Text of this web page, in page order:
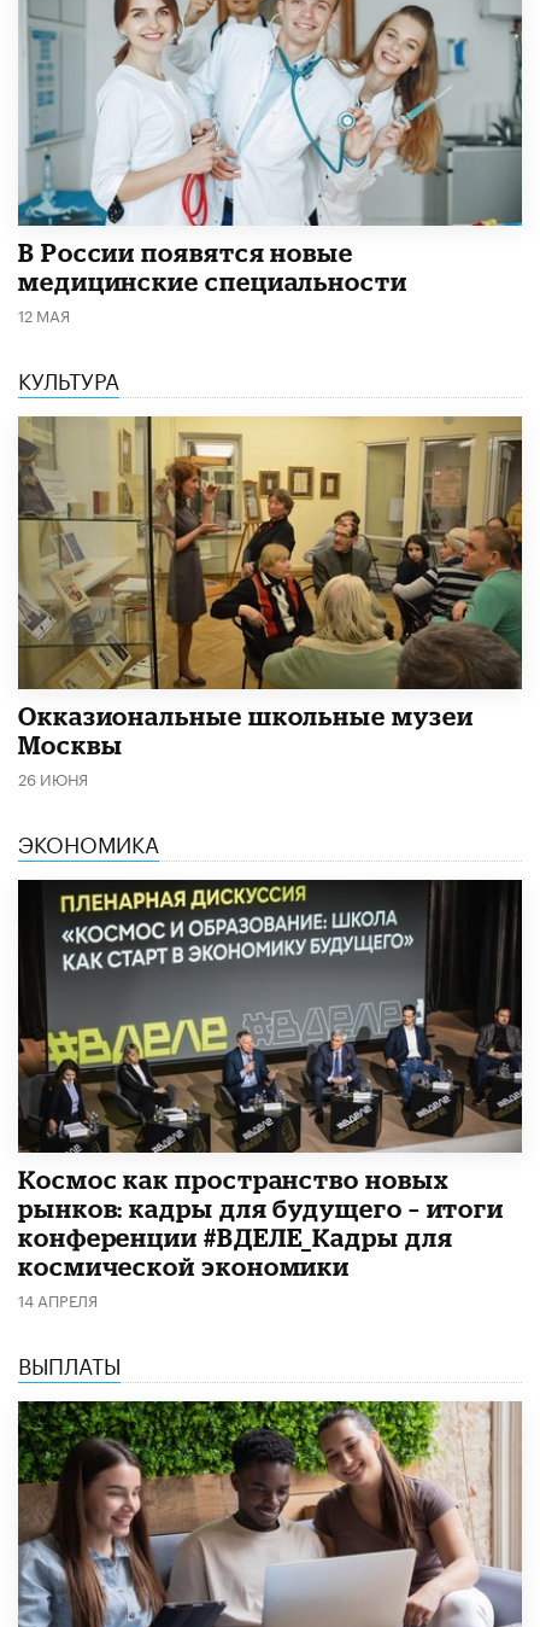
В России появятся новые
медицинские специальности
12 МАЯ
КУЛЬТУРА
​Окказиональные школьные музеи
Москвы
26 ИЮНЯ
ЭКОНОМИКА
Космос как пространство новых
рынков: кадры для будущего – итоги
конференции #ВДЕЛЕ_Кадры для
космической экономики
14 АПРЕЛЯ
ВЫПЛАТЫ